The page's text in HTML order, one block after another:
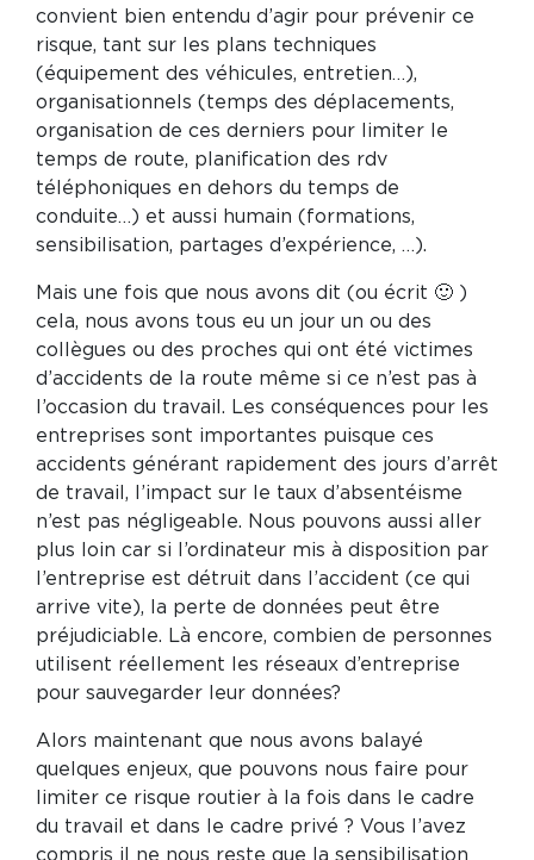
convient bien entendu d’agir pour prévenir ce
risque, tant sur les plans techniques
(équipement des véhicules, entretien…),
organisationnels (temps des déplacements,
organisation de ces derniers pour limiter le
temps de route, planification des rdv
téléphoniques en dehors du temps de
conduite…) et aussi humain (formations,
sensibilisation, partages d’expérience, …).
Mais une fois que nous avons dit (ou écrit 🙂 )
cela, nous avons tous eu un jour un ou des
collègues ou des proches qui ont été victimes
d’accidents de la route même si ce n’est pas à
l’occasion du travail. Les conséquences pour les
entreprises sont importantes puisque ces
accidents générant rapidement des jours d’arrêt
de travail, l’impact sur le taux d’absentéisme
n’est pas négligeable. Nous pouvons aussi aller
plus loin car si l’ordinateur mis à disposition par
l’entreprise est détruit dans l’accident (ce qui
arrive vite), la perte de données peut être
préjudiciable. Là encore, combien de personnes
utilisent réellement les réseaux d’entreprise
pour sauvegarder leur données?
Alors maintenant que nous avons balayé
quelques enjeux, que pouvons nous faire pour
limiter ce risque routier à la fois dans le cadre
du travail et dans le cadre privé ? Vous l’avez
compris il ne nous reste que la sensibilisation